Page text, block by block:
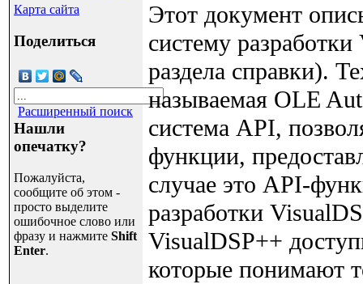
Карта сайта
Поделиться
Расширенный поиск
Нашли
опечатку?
Пожалуйста,
сообщите об этом -
просто выделите
ошибочное слово или
фразу и нажмите Shift
Enter.
Этот документ
систему
раздела справки).
называемая OLE
система API,
функции,
случае это API-
разработки
VisualDSP++
которые понимают